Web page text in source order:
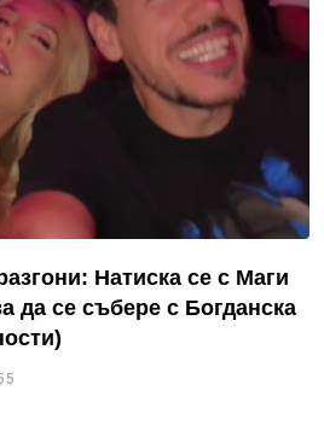
Натиска се с Маги
да се събере с Богданска